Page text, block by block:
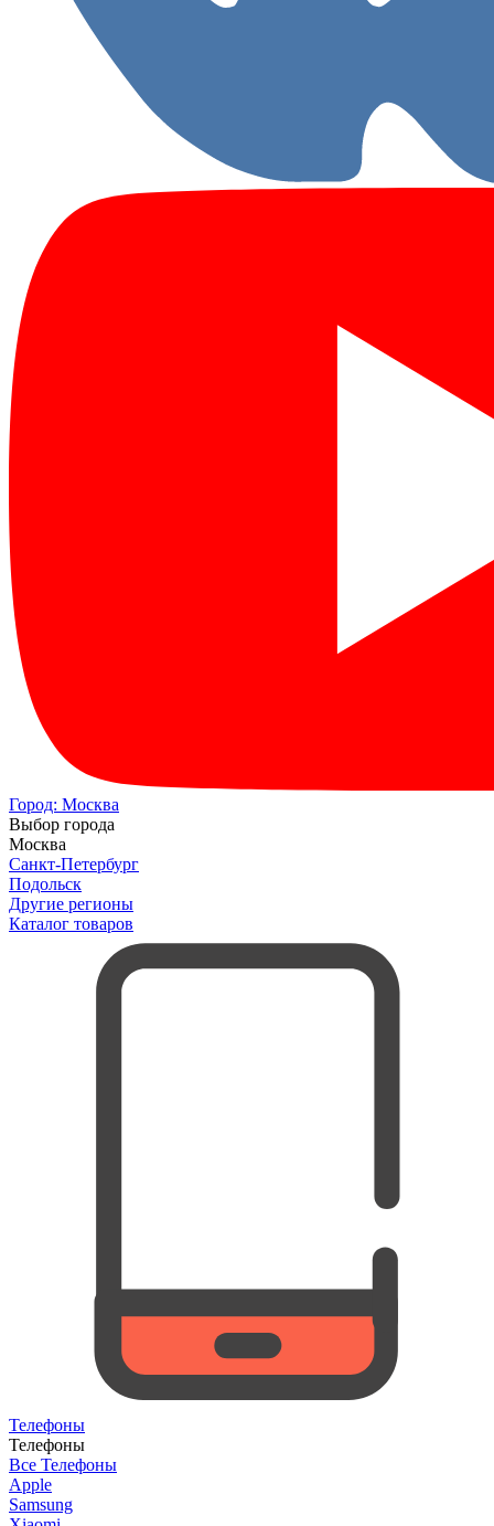
Город: Москва
Выбор города
Москва
Санкт-Петербург
Подольск
Другие регионы
Каталог товаров
Телефоны
Телефоны
Все Телефоны
Apple
Samsung